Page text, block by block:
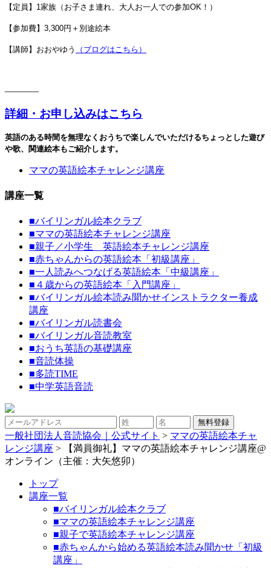
【定員】1家族（お子さま連れ、大人お一人での参加OK！）
【参加費】3,300円＋別途絵本
【講師】おおやゆう （ブログはこちら）
———–
詳細・お申し込みはこちら
英語のある時間を無理なくおうちで楽しんでいただけるちょっとした遊び
や歌、関連絵本もご紹介します。
ママの英語絵本チャレンジ講座
講座一覧
■バイリンガル絵本クラブ
■ママの英語絵本チャレンジ講座
■親子／小学生 英語絵本チャレンジ講座
■赤ちゃんからの英語絵本「初級講座」
■一人読みへつなげる英語絵本「中級講座」
■ ４歳からの英語絵本「入門講座」
■バイリンガル絵本読み聞かせインストラクター養成
講座
■バイリンガル読書会
■バイリンガル音読教室
■おうち英語の基礎講座
■音読体操
■多読TIME
■中学英語音読
一般社団法人音読協会｜公式サイト > ママの英語絵本チャ
レンジ講座 >
【満員御礼】ママの英語絵本チャレンジ講座@
オンライン（主催：大矢悠卯）
トップ
講座一覧
■バイリンガル絵本クラブ
■ママの英語絵本チャレンジ講座
■親子で英語絵本チャレンジ講座
■赤ちゃんから始める英語絵本読み聞かせ「初級
講座」